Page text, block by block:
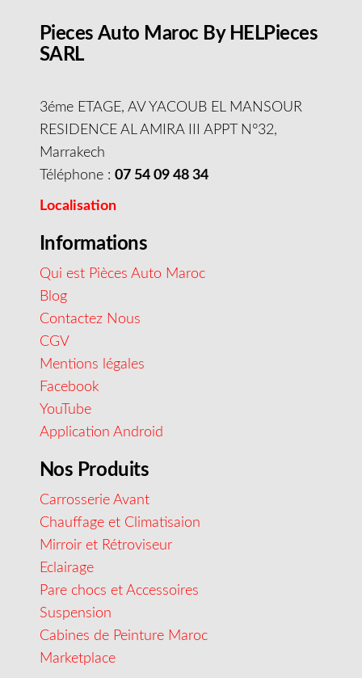
Pieces Auto Maroc By HELPieces
SARL
3éme ETAGE, AV YACOUB EL MANSOUR
RESIDENCE AL AMIRA III APPT N°32,
Marrakech
Téléphone : 07 54 09 48 34
Localisation
Informations
Qui est Pièces Auto Maroc
Blog
Contactez Nous
CGV
Mentions légales
Facebook
YouTube
Application Android
Nos Produits
Carrosserie Avant
Chauffage et Climatisaion
Mirroir et Rétroviseur
Eclairage
Pare chocs et Accessoires
Suspension
Cabines de Peinture Maroc
Marketplace